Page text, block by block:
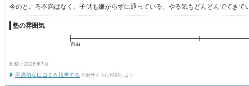
今のところ不満はなく、子供も嫌がらずに通っている。やる気もどんどんでてきて
塾の雰囲気
自由
投稿：2026年7月
不適切な口コミを報告する ※別サイトに移動します